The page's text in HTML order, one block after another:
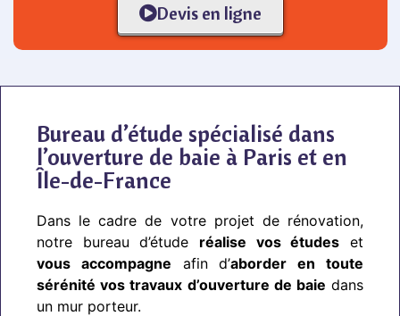
Devis en ligne
Bureau d’étude spécialisé dans
l’ouverture de baie à Paris et en
Île-de-France
Dans le cadre de votre projet de rénovation,
notre bureau d’étude réalise vos études et
vous accompagne afin d’aborder en toute
sérénité vos travaux d’ouverture de baie dans
un mur porteur.